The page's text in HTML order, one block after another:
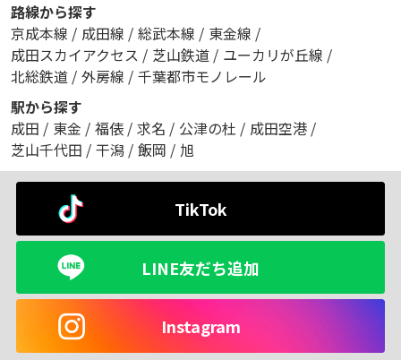
路線から探す
京成本線 / 成田線 / 総武本線 / 東金線 /
成田スカイアクセス / 芝山鉄道 / ユーカリが丘線 /
北総鉄道 / 外房線 / 千葉都市モノレール
駅から探す
成田 / 東金 / 福俵 / 求名 / 公津の杜 / 成田空港 /
芝山千代田 / 干潟 / 飯岡 / 旭
TikTok
LINE友だち追加
Instagram